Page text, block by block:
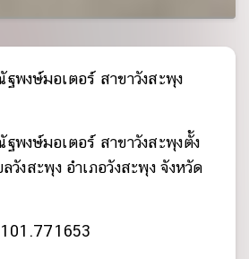
พงษ์มอเตอร์ สาขาวังสะพุง
พงษ์มอเตอร์ สาขาวังสะพุงตั้ง
งสะพุง อำเภอวังสะพุง จังหวัด